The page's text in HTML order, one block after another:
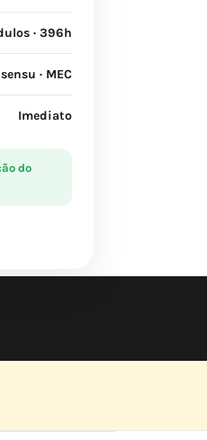
· 396h
· MEC
Imediato
do